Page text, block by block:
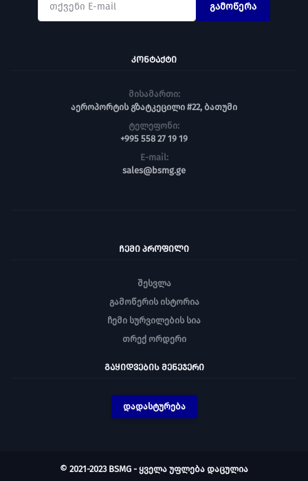
გამოწერა
ᲙᲝᲜᲢᲐᲥᲢᲘ
მისამართი:
აეროპორტის გზატკეცილი #22, ბათუმი
ტელეფონი:
+995 558 27 19 19
E-mail:
sales@bsmg.ge
ᲩᲔᲛᲘ ᲞᲠᲝᲤᲘᲚᲘ
შესვლა
გამოწერის ისტორია
ჩემი სურვილების სია
თრექ ორდერი
ᲒᲐᲧᲘᲓᲕᲔᲑᲘᲡ ᲛᲔᲜᲔᲯᲔᲠᲘ
დადასტურება
© 2021-2023 BSMG - ყველა უფლება დაცულია